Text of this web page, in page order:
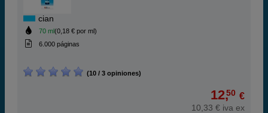
cian
70 ml(0,18 € por ml)
6.000 páginas
(10 / 3 opiniones)
12,50 €
10,33 € iva ex